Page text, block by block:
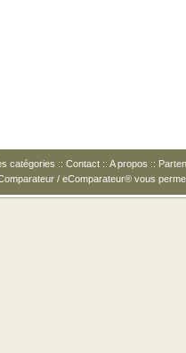
catégories :: Contact :: A propos ::
/ eComparateur® vous